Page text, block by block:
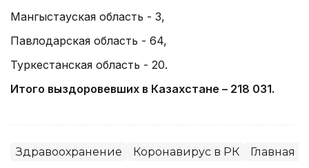
Мангыстауская область - 3,
Павлодарская область - 64,
Туркестанская область - 20.
Итого выздоровевших в Казахстане – 218 031.
Здравоохранение Коронавирус в РК Главная